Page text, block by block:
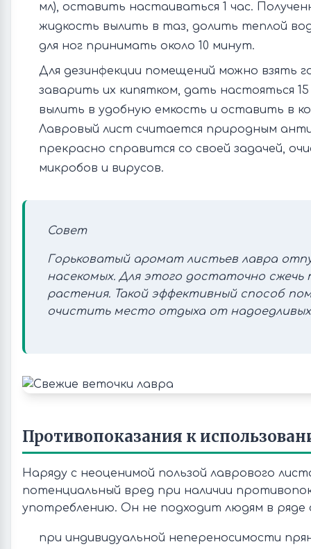
мл), оставить настаиваться 1 час.
жидкость вылить в таз, долить теплой
для ног принимать около 10 минут.
Для дезинфекции помещений можно взять
заварить их кипятком, дать настояться
вылить в удобную емкость и оставить в
Лавровый лист считается природным
прекрасно справится со своей задачей,
микробов и вирусов.
Совет
Горьковатый аромат листьев лавра
насекомых. Для этого достаточно сжечь
растения. Такой эффективный способ
очистить место отдыха от надоедливых
Противопоказания к
Наряду с неоценимой пользой лаврового
потенциальный вред при наличии
употреблению. Он не подходит людям в ряде
при индивидуальной непереносимости